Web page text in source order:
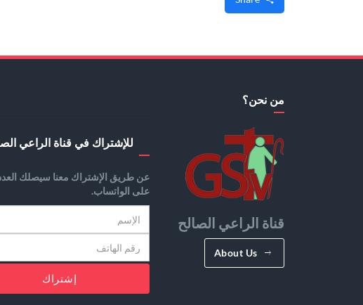
من نحن؟
قناة الراعي الصالح
About Us
للإشتراك في قناة الراعي
عن طريق الإشتراك معنا سيصلك العدد
على الواتساب.
إشتراك